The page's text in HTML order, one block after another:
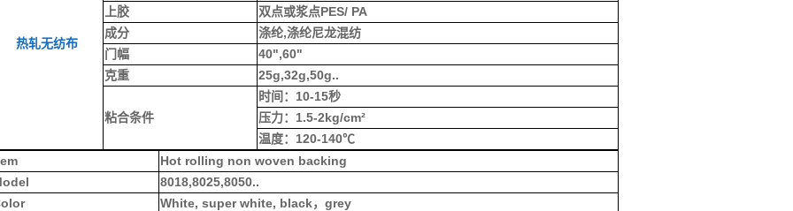
热轧无纺布
上胶
双点或浆点PES/ PA
成分
涤纶,涤纶尼龙混纺
门幅
40",60"
克重
25g,32g,50g..
粘合条件
时间：10-15秒
压力：1.5-2kg/cm²
温度：120-140℃
Hot rolling non woven backing
8018,8025,8050..
White, super white, black，grey